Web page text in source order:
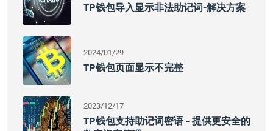
TP钱包导入显示非法助记词-解决方案
2024/01/29
TP钱包页面显示不完整
2023/12/17
TP钱包支持助记词密语 - 提供更安全的